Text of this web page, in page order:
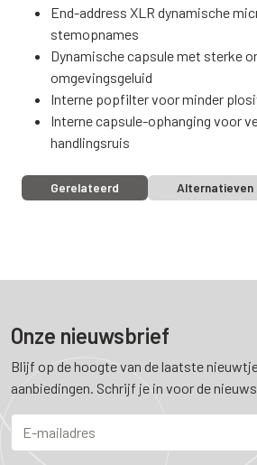
End-address XLR dynamische
stemopnames
Dynamische capsule met sterke
omgevingsgeluid
Interne popfilter voor minder
Interne capsule-ophanging voor
handlingsruis
Gerelateerd Alternatieven
Onze nieuwsbrief
Blijf op de hoogte van de laatste
aanbiedingen. Schrijf je in voor de